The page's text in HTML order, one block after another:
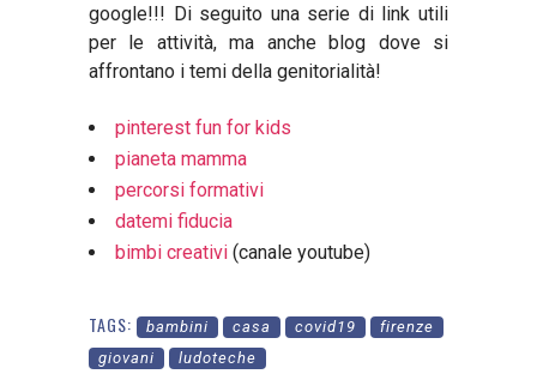
google!!! Di seguito una serie di link utili
per le attività, ma anche blog dove si
affrontano i temi della genitorialità!
pinterest fun for kids
pianeta mamma
percorsi formativi
datemi fiducia
bimbi creativi (canale youtube)
TAGS: bambini casa covid19
firenze
giovani
ludoteche